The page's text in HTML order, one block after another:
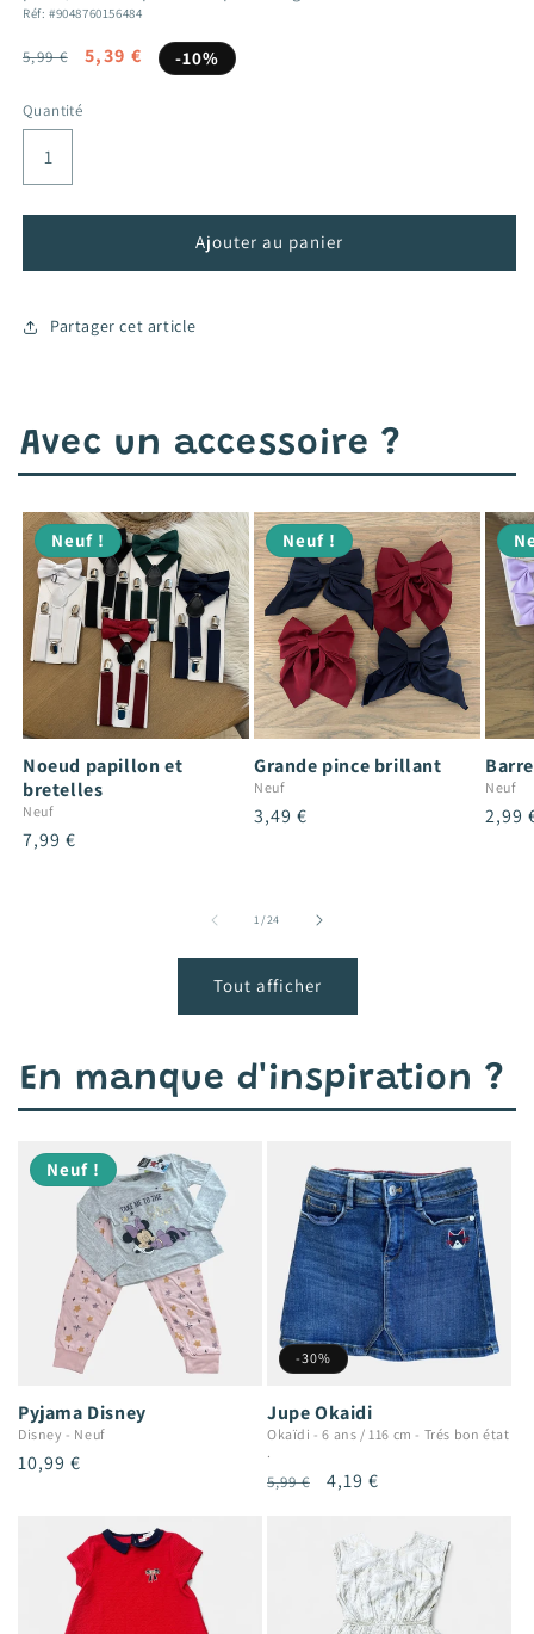
Réf: #9048760156484
Prix
5,99 €
Prix
5,39 € -10%
Quantité
Ajouter au panier
Partager cet article
Avec un accessoire ?
Neuf !
Noeud papillon et
bretelles
Neuf
Prix
7,99 €
Neuf !
Grande pince brillant
Neuf
Prix
3,49 €
Neuf
Prix
2,99
1/de
24
Tout afficher
En manque d'inspiration ?
Neuf !
Pyjama Disney
Disney - Neuf
Prix
10,99 €
-30%
Jupe Okaidi
Okaïdi -6 ans / 116 cm - Trés bon état
Prix
5,99 €
Prix
4,19 €